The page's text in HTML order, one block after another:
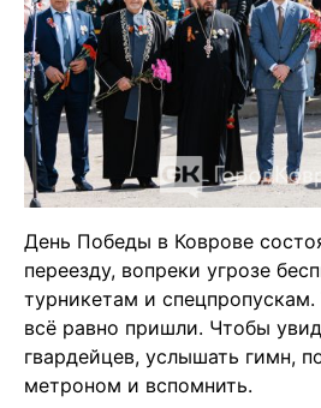
День Победы в Коврове
переезду, вопреки угрозе
турникетам и
всё равно пришли. Чтобы
гвардейцев, услышать гимн,
метроном и вспомнить.